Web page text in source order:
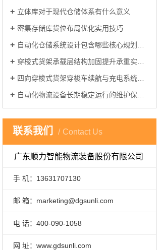
立体库对于现代仓储体系有什么意义
密集存储库货位布局优化实用技巧
自动化仓储系统设计包含哪些核心规划环节
穿梭式货架承载层结构加固提升承重实操方案
四向穿梭式货架穿梭车续航与充电系统优化方案
自动化物流设备长期稳定运行的维护保养关键要点
联系我们 Contact Us
广东顺力智能物流装备股份有限公司
手 机：13631707130
邮 箱：marketing@dgsunli.com
电 话：400-090-1058
网 址：www.gdsunli.com